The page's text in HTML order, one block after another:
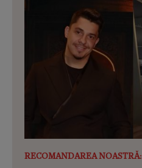
RECOMANDAREA NOASTRĂ: